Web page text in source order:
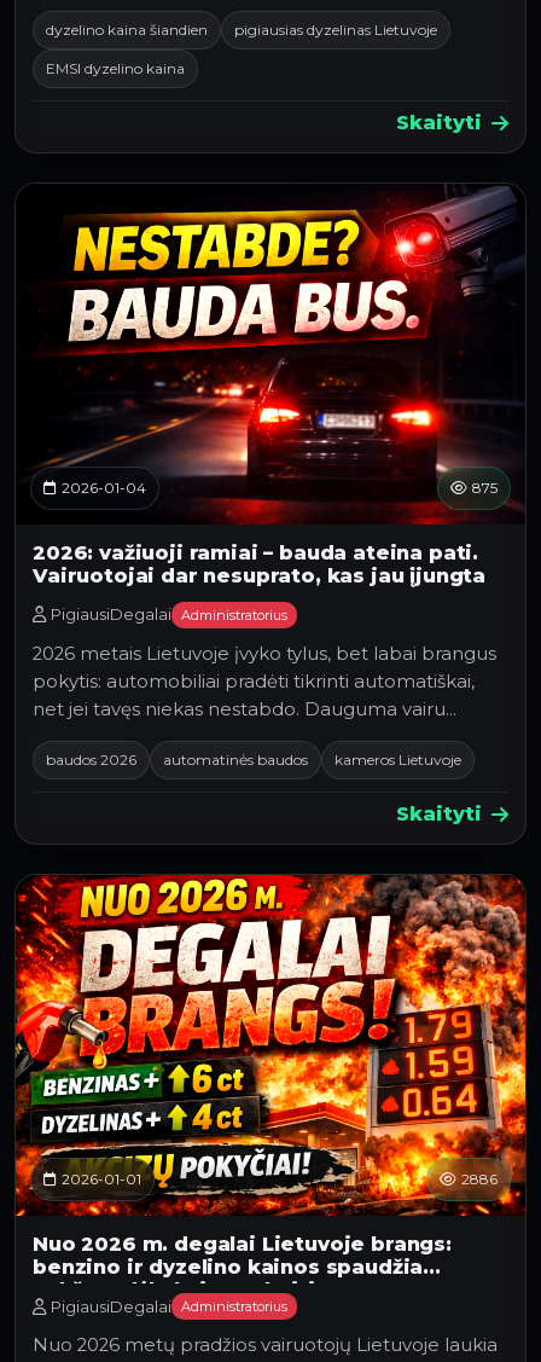
dyzelino kaina šiandien pigiausias dyzelinas Lietuvoje
EMSI dyzelino kaina
Skaityti
2026-01-04 875
2026: važiuoji ramiai – bauda ateina pati.
Vairuotojai dar nesuprato, kas jau įjungta
PigiausiDegalai Administratorius
2026 metais Lietuvoje įvyko tylus, bet labai brangus
pokytis: automobiliai pradėti tikrinti automatiškai,
net jei tavęs niekas nestabdo. Dauguma vairu…
baudos 2026 automatinės baudos kameros Lietuvoje
Skaityti
2026-01-01 2886
Nuo 2026 m. degalai Lietuvoje brangs:
benzino ir dyzelino kainos spaudžia
aukštyn dėl akcizų pakeitimų
PigiausiDegalai Administratorius
Nuo 2026 metų pradžios vairuotojų Lietuvoje laukia